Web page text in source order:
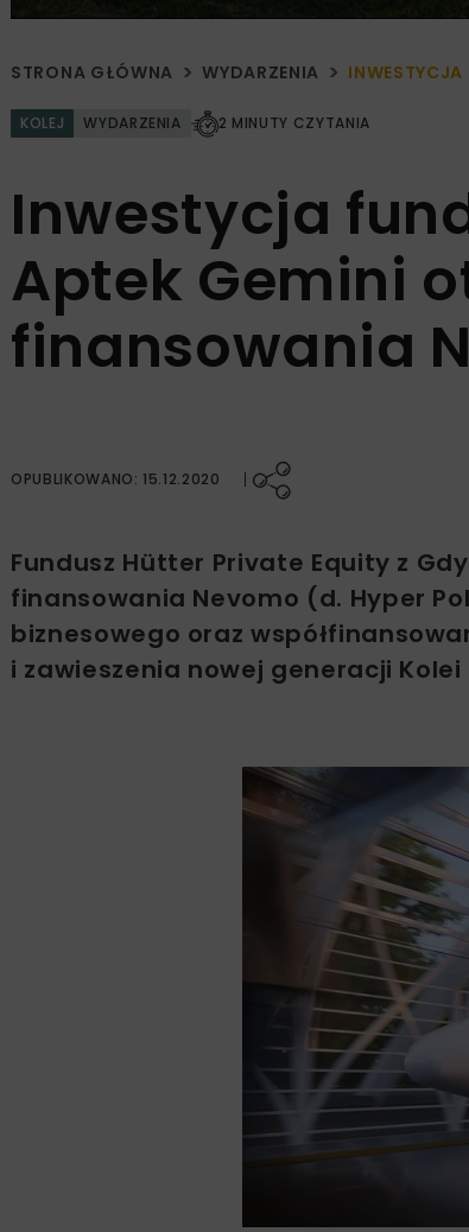
STRONA GŁÓWNA WYDARZENIA
KOLEJ WYDARZENIA 2 MINUTY CZYTANIA
Inwestycja
Aptek Gemini
finansowania
OPUBLIKOWANO: 15.12.2020
Fundusz Hütter Private Equity z
finansowania Nevomo (d. Hyper
biznesowego oraz
i zawieszenia nowej generacji Kolei